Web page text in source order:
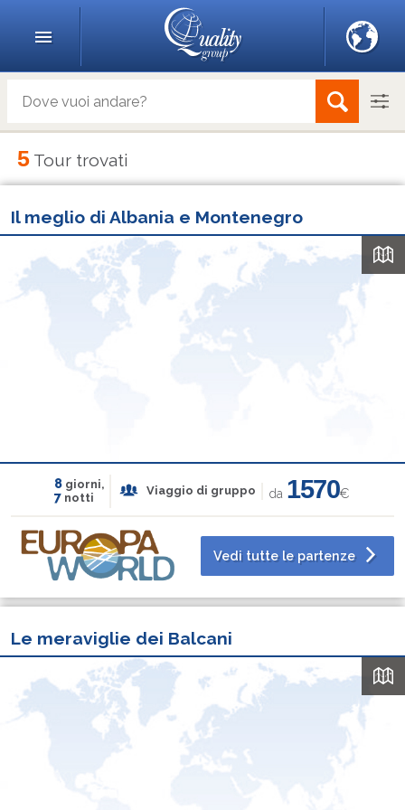
5 Tour trovati
Il meglio di Albania e Montenegro
8giorni,
7notti
Viaggio di gruppo da 1570€
Vedi tutte le partenze
Le meraviglie dei Balcani